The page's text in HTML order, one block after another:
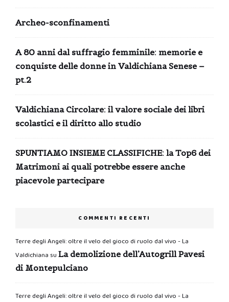
Archeo-sconfinamenti
A 80 anni dal suffragio femminile: memorie e
conquiste delle donne in Valdichiana Senese –
pt.2
Valdichiana Circolare: il valore sociale dei libri
scolastici e il diritto allo studio
SPUNTIAMO INSIEME CLASSIFICHE: la Top6 dei
Matrimoni ai quali potrebbe essere anche
piacevole partecipare
COMMENTI RECENTI
Terre degli Angeli: oltre il velo del gioco di ruolo dal vivo - La
Valdichiana su La demolizione dell’Autogrill Pavesi
di Montepulciano
Terre degli Angeli: oltre il velo del gioco di ruolo dal vivo - La